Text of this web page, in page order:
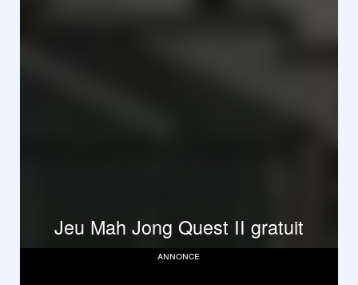
Jeu Mah Jong Quest II gratuit
annonce